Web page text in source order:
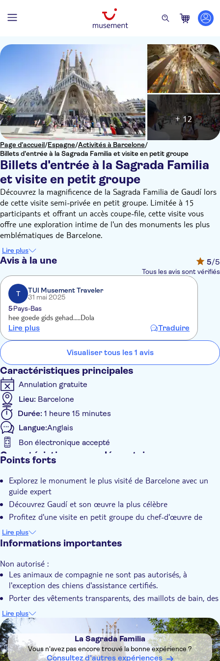
Page d’accueil/Espagne/Activités à Barcelone/
Billets d'entrée à la Sagrada Familia et visite en petit groupe
Billets d'entrée à la Sagrada Familia
et visite en petit groupe
+ 12
Découvrez la magnificence de la Sagrada Familia de Gaudí lors
de cette visite semi-privée en petit groupe. Limitée à 15
participants et offrant un accès coupe-file, cette visite vous
offre une exploration intime de l'un des monuments les plus
emblématiques de Barcelone.
Lors de cette visite d'une heure et quart, un guide catalan
officiellement accrédité vous dévoilera la riche histoire et les
conceptions complexes qui ont fait de la Sagrada Familia un
site classé au patrimoine mondial de l'UNESCO. Découvrez
l'architecture visionnaire de Gaudí et le profond symbolisme de
cette structure extraordinaire.
Avec un groupe plus petit, profitez d'une expérience plus
personnalisée, en interagissant avec le guide et en découvrant
les mystères et les merveilles architecturales de ces chefs-
d'œuvre renommés
Lire plus
Avis à la une 5/5
Tous les avis sont vérifiés
T
TUI Musement Traveler
31 mai 2025
5Pays-Bas
hee goede gids gehad.....Dola
Lire plus Traduire
Visualiser tous les 1 avis
Caractéristiques principales
Annulation gratuite
Lieu: Barcelone
Durée: 1 heure 15 minutes
Langue:Anglais
Bon électronique accepté
Caractéristiques supplémentaires
Entrée incluse
Visite guidée
Wheelchair access
Visite en petit groupe
Accessible aux fauteuils roulants
Points forts
Explorez le monument le plus visité de Barcelone avec un
guide expert
Découvrez Gaudí et son œuvre la plus célèbre
Profitez d'une visite en petit groupe du chef-d'œuvre de
Barcelone
Lire plus
Informations importantes
Non autorisé :
Les animaux de compagnie ne sont pas autorisés, à
l'exception des chiens d'assistance certifiés.
Porter des vêtements transparents, des maillots de bain, des
pantalons et des jupes au-dessus de la mi-cuisse
Entrer pieds nus
Entrer en portant des vêtements spéciaux pour célébrer
toute sorte de festivités, ni avec des décorations destinées à
distraire ou à attirer l'attention à des fins artistiques,
Lire plus
DSA1La Sagrada Familia
La Sagrada Familia
Vous n'avez pas encore trouvé la bonne expérience ?
Consultez d'autres expériences